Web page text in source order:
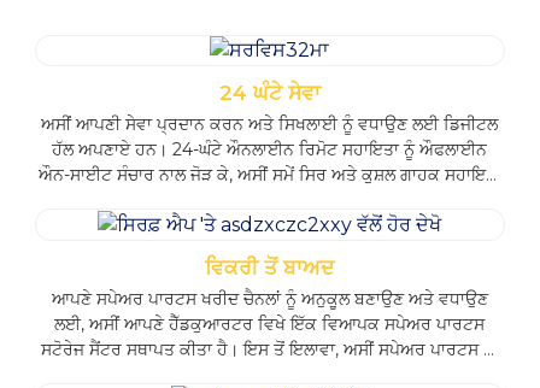
24 ਘੰਟੇ ਸੇਵਾ
ਅਸੀਂ ਆਪਣੀ ਸੇਵਾ ਪ੍ਰਦਾਨ ਕਰਨ ਅਤੇ ਸਿਖਲਾਈ ਨੂੰ ਵਧਾਉਣ ਲਈ ਡਿਜੀਟਲ
ਹੱਲ ਅਪਣਾਏ ਹਨ। 24-ਘੰਟੇ ਔਨਲਾਈਨ ਰਿਮੋਟ ਸਹਾਇਤਾ ਨੂੰ ਔਫਲਾਈਨ
ਔਨ-ਸਾਈਟ ਸੰਚਾਰ ਨਾਲ ਜੋੜ ਕੇ, ਅਸੀਂ ਸਮੇਂ ਸਿਰ ਅਤੇ ਕੁਸ਼ਲ ਗਾਹਕ ਸਹਾਇਤਾ
ਵਿਕਰੀ ਤੋਂ ਬਾਅਦ
ਆਪਣੇ ਸਪੇਅਰ ਪਾਰਟਸ ਖਰੀਦ ਚੈਨਲਾਂ ਨੂੰ ਅਨੁਕੂਲ ਬਣਾਉਣ ਅਤੇ ਵਧਾਉਣ
ਲਈ, ਅਸੀਂ ਆਪਣੇ ਹੈੱਡਕੁਆਰਟਰ ਵਿਖੇ ਇੱਕ ਵਿਆਪਕ ਸਪੇਅਰ ਪਾਰਟਸ
ਸਟੋਰੇਜ ਸੈਂਟਰ ਸਥਾਪਤ ਕੀਤਾ ਹੈ। ਇਸ ਤੋਂ ਇਲਾਵਾ, ਅਸੀਂ ਸਪੇਅਰ ਪਾਰਟਸ ਦੀ